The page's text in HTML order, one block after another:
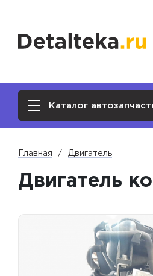
Каталог
Главная Двигатель
Двигатель